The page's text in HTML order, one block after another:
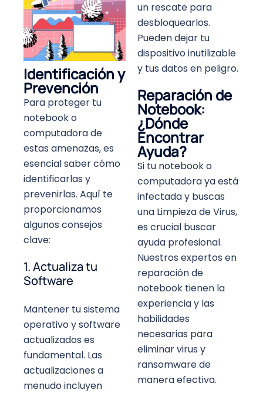
Identificación y
Prevención
Para proteger tu
notebook o
computadora de
estas amenazas, es
esencial saber cómo
identificarlas y
prevenirlas. Aquí te
proporcionamos
algunos consejos
clave:
1. Actualiza tu
Software
Mantener tu sistema
operativo y software
actualizados es
fundamental. Las
actualizaciones a
menudo incluyen
un rescate para
desbloquearlos.
Pueden dejar tu
dispositivo inutilizable
y tus datos en peligro.
Reparación de
Notebook:
¿Dónde
Encontrar
Ayuda?
Si tu notebook o
computadora ya está
infectada y buscas
una Limpieza de Virus,
es crucial buscar
ayuda profesional.
Nuestros expertos en
reparación de
notebook tienen la
experiencia y las
habilidades
necesarias para
eliminar virus y
ransomware de
manera efectiva.